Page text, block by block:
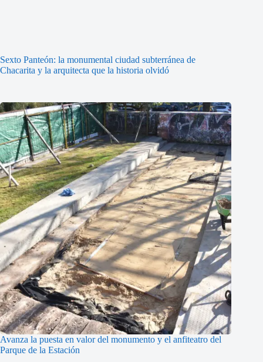
Sexto Panteón: la monumental ciudad subterránea de
Chacarita y la arquitecta que la historia olvidó
Avanza la puesta en valor del monumento y el anfiteatro del
Parque de la Estación